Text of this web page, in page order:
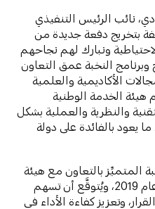
نائب الرئيس التنفيذي
بتخريج دفعة جديدة من
ونبارك لهم نجاحهم
النخبة عمق التعاون
الأكاديمية والعلمية
هيئة الخدمة الوطنية
والنظرية والعملية بشكل
يعود بالفائدة على دولة
المتميِّز بالتعاون مع هيئة
الخدمة الوطنية والاحتياطية في عام 2019، ويُتوقَّع أن تسهم
وتعزيز كفاءة الأداء في